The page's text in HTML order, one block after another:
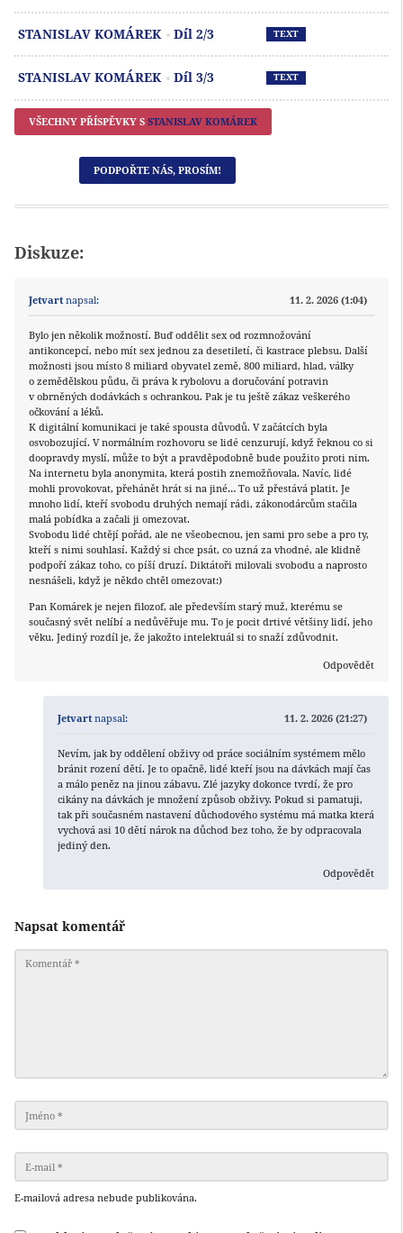
STANISLAV KOMÁREK Díl 2/3 TEXT
STANISLAV KOMÁREK Díl 3/3 TEXT
VŠECHNY PŘÍSPĚVKY S STANISLAV KOMÁREK
PODPOŘTE NÁS, PROSÍM!
Diskuze:
Jetvart napsal: 11. 2. 2026 (1:04)
Bylo jen několik možností. Buď oddělit sex od rozmnožování
antikoncepcí, nebo mít sex jednou za desetiletí, či kastrace plebsu. Další
možnosti jsou místo 8 miliard obyvatel země, 800 miliard, hlad, války
o zemědělskou půdu, či práva k rybolovu a doručování potravin
v obrněných dodávkách s ochrankou. Pak je tu ještě zákaz veškerého
očkování a léků.
K digitální komunikaci je také spousta důvodů. V začátcích byla
osvobozující. V normálním rozhovoru se lidé cenzurují, když řeknou co si
doopravdy myslí, může to být a pravděpodobně bude použito proti nim.
Na internetu byla anonymita, která postih znemožňovala. Navíc, lidé
mohli provokovat, přehánět hrát si na jiné… To už přestává platit. Je
mnoho lidí, kteří svobodu druhých nemají rádi, zákonodárcům stačila
malá pobídka a začali ji omezovat.
Svobodu lidé chtějí pořád, ale ne všeobecnou, jen sami pro sebe a pro ty,
kteří s nimi souhlasí. Každý si chce psát, co uzná za vhodné, ale klidně
podpoří zákaz toho, co píší druzí. Diktátoři milovali svobodu a naprosto
nesnášeli, když je někdo chtěl omezovat:)
Pan Komárek je nejen filozof, ale především starý muž, kterému se
současný svět nelíbí a nedůvěřuje mu. To je pocit drtivé většiny lidí, jeho
věku. Jediný rozdíl je, že jakožto intelektuál si to snaží zdůvodnit.
Odpovědět
Jetvart napsal: 11. 2. 2026 (21:27)
Nevím, jak by oddělení obživy od práce sociálním systémem mělo
bránit rození dětí. Je to opačně, lidé kteří jsou na dávkách mají čas
a málo peněz na jinou zábavu. Zlé jazyky dokonce tvrdí, že pro
cikány na dávkách je množení způsob obživy. Pokud si pamatuji,
tak při současném nastavení důchodového systému má matka která
vychová asi 10 dětí nárok na důchod bez toho, že by odpracovala
jediný den.
Odpovědět
Napsat komentář
E-mailová adresa nebude publikována.